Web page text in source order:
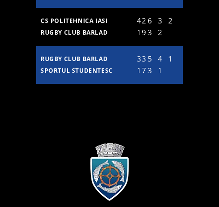
CS POLITEHNICA IASI
RUGBY CLUB BARLAD
42
19
6
3
3
2
2
RUGBY CLUB BARLAD
SPORTUL STUDENTESC
33
17
5
3
4
1
1